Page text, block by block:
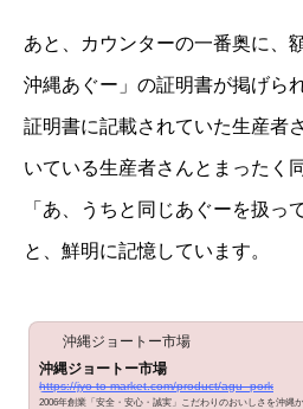
あと、カウンターの一番奥に、
沖縄あぐー」の証明書が掲げら
証明書に記載されていた生産者
いている生産者さんとまったく
「あ、うちと同じあぐーを扱っ
と、鮮明に記憶しています。
沖縄ジョートー市場
沖縄ジョートー市場
https://jyo-to-market.com/product/agu_pork
2006年創業「安全・安心・誠実」こだわりのおいしさを沖縄